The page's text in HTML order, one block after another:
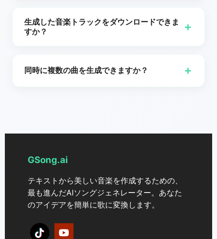
料金はなく、ソフトウェアの使用を開始するためにロ
グインは必要ありません。
生成した音楽トラックをダウンロードできま
すか？
+
同時に複数の曲を生成できますか？ +
GSong.ai
テキストから美しい音楽を作成するための、
最も進んだAIソングジェネレーター。あなた
のアイデアを簡単に歌に変換します。